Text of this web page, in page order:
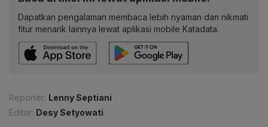
Dapatkan pengalaman membaca lebih nyaman dan nikmati
fitur menarik lainnya lewat aplikasi mobile Katadata.
Reporter: Lenny Septiani
Editor: Desy Setyowati